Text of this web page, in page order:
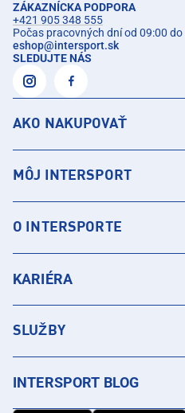
ZÁKAZNÍCKA PODPORA
+421 905 348 555
Počas pracovných dní od 09:00
eshop@intersport.sk
SLEDUJTE NÁS
AKO NAKUPOVAŤ
MÔJ INTERSPORT
O INTERSPORTE
KARIÉRA
SLUŽBY
INTERSPORT BLOG